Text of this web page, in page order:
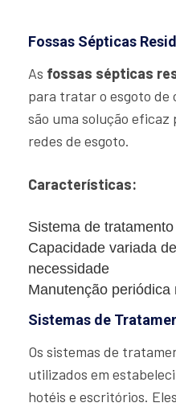
Fossas Sépticas
As fossas sépticas
para tratar o esgoto de
são uma solução eficaz
redes de esgoto.
Características:
Sistema de
Capacidade variada
necessidade
Manutenção periódica
Sistemas de
Os sistemas de
utilizados em
hotéis e escritórios.